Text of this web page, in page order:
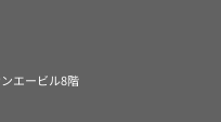
エービル8階